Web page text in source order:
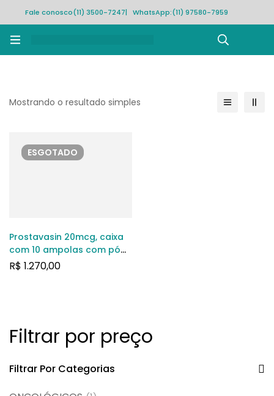
Fale conosco(11) 3500-7247| WhatsApp:(11) 97580-7959
Filtrar por preço
Filtrar Por Categorias
Mostrando o resultado simples
ESGOTADO
Prostavasin 20mcg, caixa
com 10 ampolas com pó
para solução de uso
R$ 1.270,00